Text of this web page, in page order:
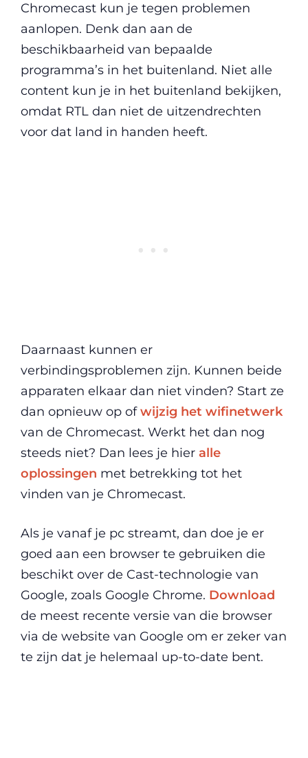
Chromecast kun je tegen problemen
aanlopen. Denk dan aan de
beschikbaarheid van bepaalde
programma’s in het buitenland. Niet alle
content kun je in het buitenland bekijken,
omdat RTL dan niet de uitzendrechten
voor dat land in handen heeft.
Daarnaast kunnen er
verbindingsproblemen zijn. Kunnen beide
apparaten elkaar dan niet vinden? Start ze
dan opnieuw op ofwijzig het wifinetwerk
van de Chromecast. Werkt het dan nog
steeds niet? Dan lees je hier alle
oplossingen met betrekking tot het
vinden van je Chromecast.
Als je vanaf je pc streamt, dan doe je er
goed aan een browser te gebruiken die
beschikt over de Cast-technologie van
Google, zoals Google Chrome. Download
de meest recente versie van die browser
via de website van Google om er zeker van
te zijn dat je helemaal up-to-date bent.